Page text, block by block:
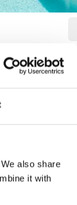
also share
it with
ago 2026
€